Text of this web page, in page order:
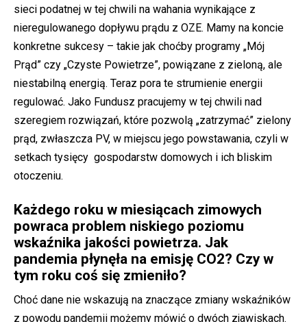
sieci podatnej w tej chwili na wahania wynikające z
nieregulowanego dopływu prądu z OZE. Mamy na koncie
konkretne sukcesy – takie jak choćby programy „Mój
Prąd” czy „Czyste Powietrze”, powiązane z zieloną, ale
niestabilną energią. Teraz pora te strumienie energii
regulować. Jako Fundusz pracujemy w tej chwili nad
szeregiem rozwiązań, które pozwolą „zatrzymać” zielony
prąd, zwłaszcza PV, w miejscu jego powstawania, czyli w
setkach tysięcy gospodarstw domowych i ich bliskim
otoczeniu.
Każdego roku w miesiącach zimowych
powraca problem niskiego poziomu
wskaźnika jakości powietrza. Jak
pandemia płynęła na emisję CO2? Czy w
tym roku coś się zmieniło?
Choć dane nie wskazują na znaczące zmiany wskaźników
z powodu pandemii możemy mówić o dwóch zjawiskach.